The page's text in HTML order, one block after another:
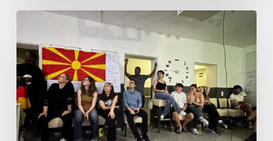
Ерасмус+
Mладинска
размена
„Plastic
Free
Green
Future“,